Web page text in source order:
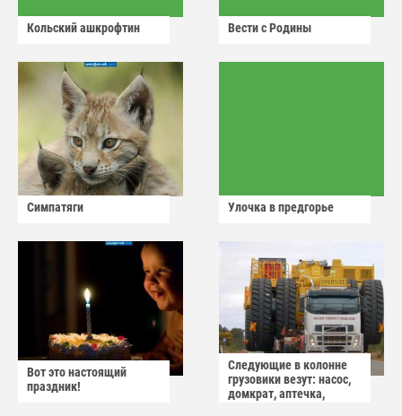
Кольский ашкрофтин Вести с Родины
Симпатяги Улочка в предгорье
Вот это настоящий
праздник!
Следующие в колонне
грузовики везут: насос,
домкрат, аптечка,